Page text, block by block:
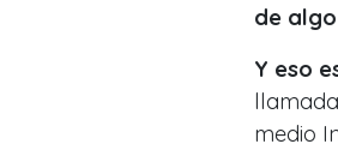
de
Y eso
medio